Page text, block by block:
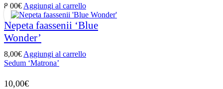
8,00€ Aggiungi al carrello
Nepeta faassenii ‘Blue
Wonder’
8,00€ Aggiungi al carrello
Sedum ‘Matrona’
10,00€